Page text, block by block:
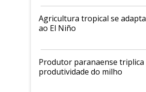
Agricultura tropical se adapta
ao El Niño
Produtor paranaense triplica
produtividade do milho